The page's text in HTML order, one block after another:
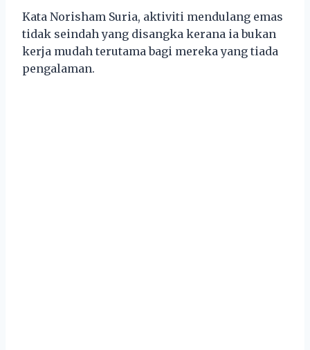
Kata Norisham Suria, aktiviti mendulang emas
tidak seindah yang disangka kerana ia bukan
kerja mudah terutama bagi mereka yang tiada
pengalaman.